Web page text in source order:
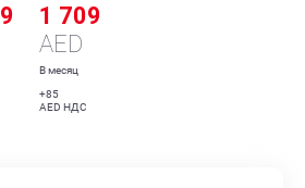
1 709
AED
В месяц
+85
AED НДС